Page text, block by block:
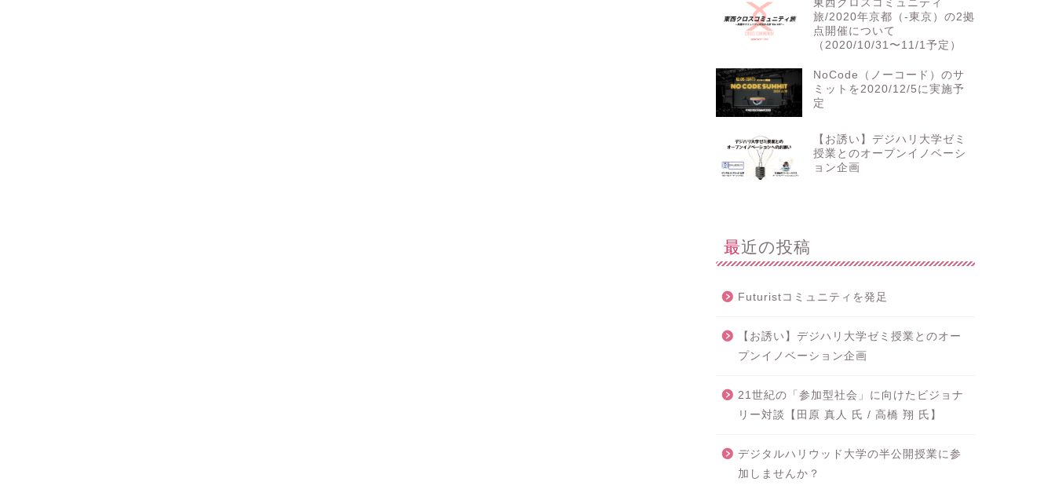
東西クロスコミュニティ
旅/2020年京都（-東京）の2拠
点開催について
（2020/10/31〜11/1予定）
NoCode（ノーコード）のサ
ミットを2020/12/5に実施予
定
【お誘い】デジハリ大学ゼミ
授業とのオープンイノベーシ
ョン企画
最近の投稿
Futuristコミュニティを発足
【お誘い】デジハリ大学ゼミ授業とのオー
プンイノベーション企画
21世紀の「参加型社会」に向けたビジョナ
リー対談【田原 真人 氏 / 高橋 翔 氏】
デジタルハリウッド大学の半公開授業に参
加しませんか？